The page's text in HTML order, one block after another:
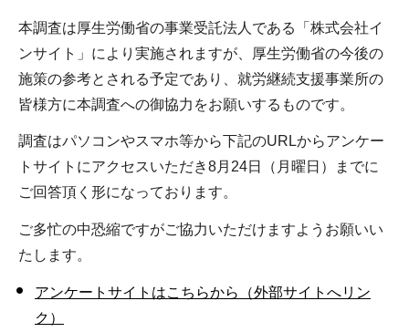
本調査は厚生労働省の事業受託法人である「株式会社イ
ンサイト」により実施されますが、厚生労働省の今後の
施策の参考とされる予定であり、就労継続支援事業所の
皆様方に本調査への御協力をお願いするものです。
調査はパソコンやスマホ等から下記のURLからアンケー
トサイトにアクセスいただき8月24日（月曜日）までに
ご回答頂く形になっております。
ご多忙の中恐縮ですがご協力いただけますようお願いい
たします。
アンケートサイトはこちらから（外部サイトへリン
ク）